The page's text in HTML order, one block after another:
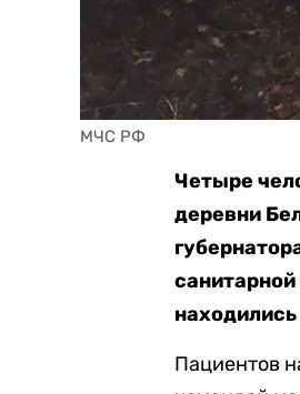
МЧС РФ
Четыре
деревни
Пациентов